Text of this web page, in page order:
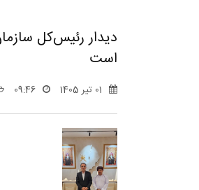
دیدار رئیس‌کل
است
01 تیر 1405 09:46